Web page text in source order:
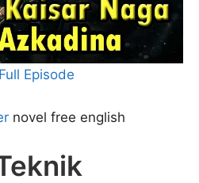
Episode
novel free english